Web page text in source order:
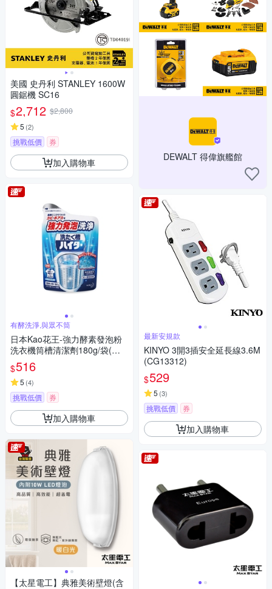
美國 史丹利 STANLEY 1600W
圓鋸機 SC16
$2,712 $2,800
5 (2)
挑戰低價 券
加入購物車
有酵洗淨,與眾不筒
日本Kao花王-強力酵素發泡粉
洗衣機筒槽清潔劑180g/袋(適
用於直立式洗衣機)
$516
5 (4)
挑戰低價 券
加入購物車
【太星電工】典雅美術壁燈(含
DEWALT 得偉旗艦館
最新安規款
KINYO 3開3插安全延長線3.6M
(CG13312)
$529
5 (3)
挑戰低價 券
加入購物車